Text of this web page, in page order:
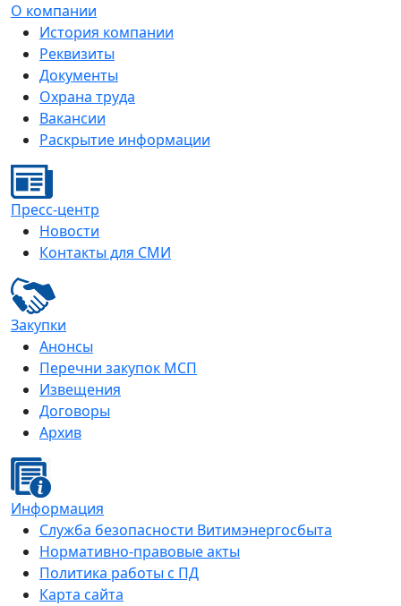
О компании
История компании
Реквизиты
Документы
Охрана труда
Вакансии
Раскрытие информации
Пресс-центр
Новости
Контакты для СМИ
Закупки
Анонсы
Перечни закупок МСП
Извещения
Договоры
Архив
Информация
Служба безопасности Витимэнергосбыта
Нормативно-правовые акты
Политика работы с ПД
Карта сайта